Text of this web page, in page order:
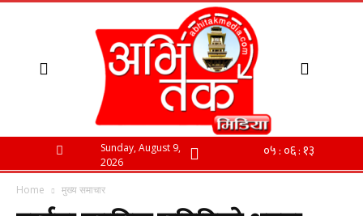
Sunday, August 9,
2026
Home
मुख्य समाचार